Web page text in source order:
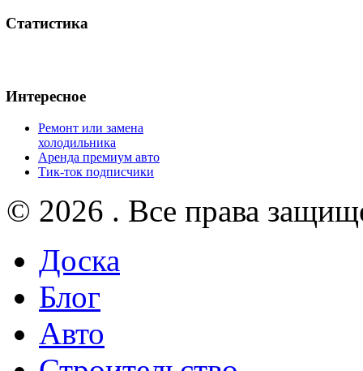
Статистика
Интересное
Ремонт или замена
холодильника
Аренда премиум авто
Тик-ток подписчики
© 2026 . Все права
Доска
Блог
Авто